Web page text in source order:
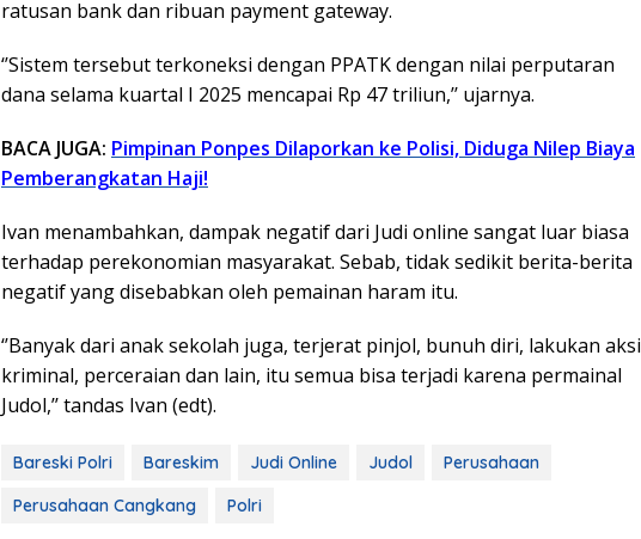
ratusan bank dan ribuan payment gateway.
‘’Sistem tersebut terkoneksi dengan PPATK dengan nilai perputaran
dana selama kuartal I 2025 mencapai Rp 47 triliun,’’ ujarnya.
BACA JUGA: Pimpinan Ponpes Dilaporkan ke Polisi, Diduga Nilep Biaya
Pemberangkatan Haji!
Ivan menambahkan, dampak negatif dari Judi online sangat luar biasa
terhadap perekonomian masyarakat. Sebab, tidak sedikit berita-berita
negatif yang disebabkan oleh pemainan haram itu.
‘’Banyak dari anak sekolah juga, terjerat pinjol, bunuh diri, lakukan aksi
kriminal, perceraian dan lain, itu semua bisa terjadi karena permainal
Judol,’’ tandas Ivan (edt).
Bareski Polri Bareskim Judi Online Judol
Perusahaan
Perusahaan Cangkang
Polri